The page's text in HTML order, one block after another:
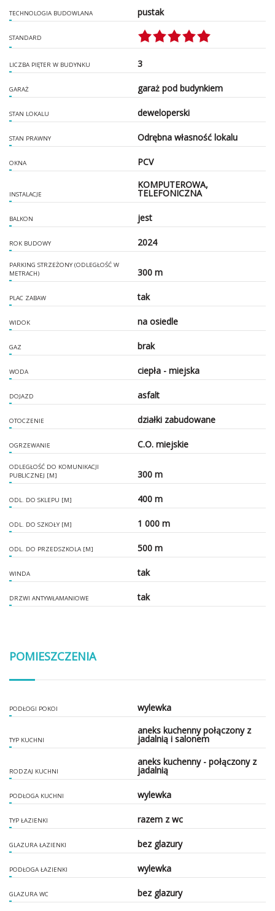
TECHNOLOGIA BUDOWLANA pustak
STANDARD
LICZBA PIĘTER W BUDYNKU 3
GARAŻ garaż pod budynkiem
STAN LOKALU deweloperski
STAN PRAWNY Odrębna własność lokalu
OKNA PCV
INSTALACJE
KOMPUTEROWA,
TELEFONICZNA
BALKON jest
ROK BUDOWY 2024
PARKING STRZEŻONY (ODLEGŁOŚĆ W
METRACH)
300 m
PLAC ZABAW tak
WIDOK na osiedle
GAZ brak
WODA ciepła - miejska
DOJAZD asfalt
OTOCZENIE działki zabudowane
OGRZEWANIE C.O. miejskie
ODLEGŁOŚĆ DO KOMUNIKACJI
PUBLICZNEJ [M]
300 m
ODL. DO SKLEPU [M] 400 m
ODL. DO SZKOŁY [M] 1 000 m
ODL. DO PRZEDSZKOLA [M] 500 m
WINDA tak
DRZWI ANTYWŁAMANIOWE tak
POMIESZCZENIA
PODŁOGI POKOI wylewka
TYP KUCHNI
aneks kuchenny połączony z
jadalnią i salonem
RODZAJ KUCHNI
aneks kuchenny - połączony z
jadalnią
PODŁOGA KUCHNI wylewka
TYP ŁAZIENKI razem z wc
GLAZURA ŁAZIENKI bez glazury
PODŁOGA ŁAZIENKI wylewka
GLAZURA WC bez glazury